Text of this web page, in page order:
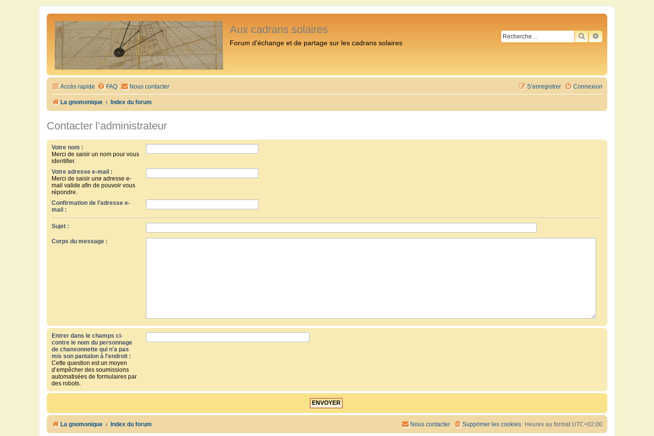
Aux cadrans solaires
Forum d'échange et de partage sur les cadrans solaires
RECHERCHER
RECHERCHE
Accès rapide FAQ Nous contacter Connexion
S’enregistrer
La gnomonique Index du forum
Contacter l’administrateur
Votre nom :
Merci de saisir un nom pour vous
identifier.
Votre adresse e-mail :
Merci de saisir une adresse e-
mail valide afin de pouvoir vous
répondre.
Confirmation de l’adresse e-
mail :
Sujet :
Corps du message :
Entrer dans le champs ci-
contre le nom du personnage
de chansonnette qui n'a pas
mis son pantalon à l'endroit :
Cette question est un moyen
d’empêcher des soumissions
automatisées de formulaires par
des robots.
La gnomonique Index du forum Heures au format UTC+02:00
Supprimer les cookies
Nous contacter